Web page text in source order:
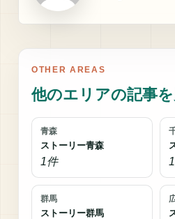
OTHER AREAS
他のエリアの記事
青森
ストーリー青森
1件
群馬
ストーリー群馬